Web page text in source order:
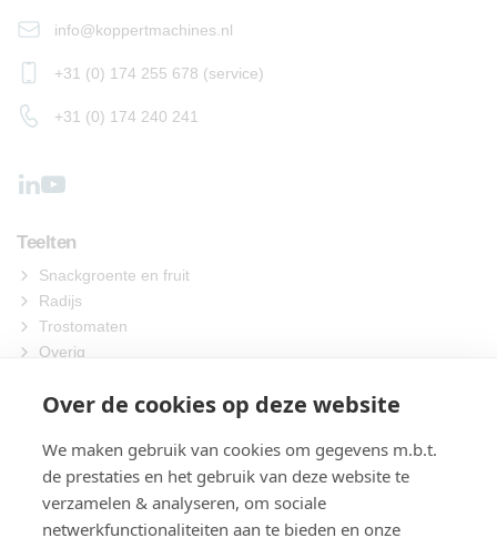
info@koppertmachines.nl
+31 (0) 174 255 678 (service)
+31 (0) 174 240 241
Teelten
Snackgroente en fruit
Radijs
Trostomaten
Overig
Machines
Oogsten
Verwerken
Verpakken
Over ons
Over de cookies op deze website
We maken gebruik van cookies om gegevens m.b.t.
de prestaties en het gebruik van deze website te
verzamelen & analyseren, om sociale
netwerkfunctionaliteiten aan te bieden en onze